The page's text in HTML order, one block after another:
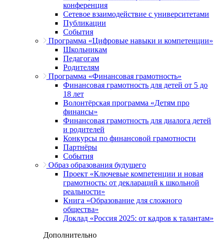
конференция
Сетевое взаимодействие с университетами
Публикации
События
Программа «Цифровые навыки и компетенции»
Школьникам
Педагогам
Родителям
Программа «Финансовая грамотность»
Финансовая грамотность для детей от 5 до
18 лет
Волонтёрская программа «Детям про
финансы»
Финансовая грамотность для диалога детей
и родителей
Конкурсы по финансовой грамотности
Партнёры
События
Образ образования будущего
Проект «Ключевые компетенции и новая
грамотность: от деклараций к школьной
реальности»
Книга «Образование для сложного
общества»
Доклад «Россия 2025: от кадров к талантам»
Дополнительно